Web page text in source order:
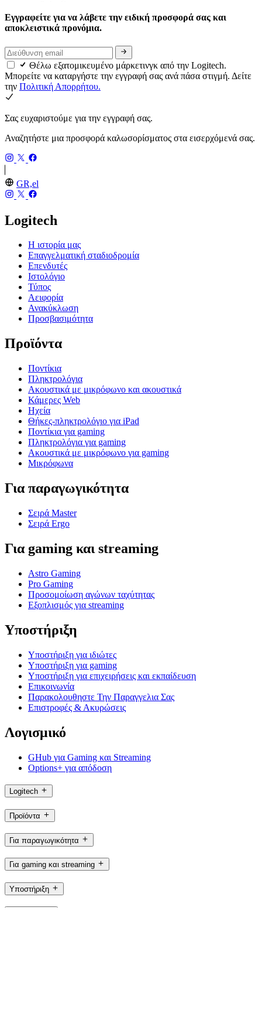
Εγγραφείτε για να λάβετε την ειδική προσφορά σας και
αποκλειστικά προνόμια.
Θέλω εξατομικευμένο μάρκετινγκ από την Logitech.
Μπορείτε να καταργήστε την εγγραφή σας ανά πάσα στιγμή. Δείτε
την Πολιτική Απορρήτου.
Σας ευχαριστούμε για την εγγραφή σας.
Αναζητήστε μια προσφορά καλωσορίσματος στα εισερχόμενά σας.
GR,el
Logitech
Η ιστορία μας
Επαγγελματική σταδιοδρομία
Επενδυτές
Ιστολόγιο
Τύπος
Αειφορία
Ανακύκλωση
Προσβασιμότητα
Προϊόντα
Ποντίκια
Πληκτρολόγια
Ακουστικά με μικρόφωνο και ακουστικά
Κάμερες Web
Ηχεία
Θήκες-πληκτρολόγιο για iPad
Ποντίκια για gaming
Πληκτρολόγια για gaming
Ακουστικά με μικρόφωνο για gaming
Μικρόφωνα
Για παραγωγικότητα
Σειρά Master
Σειρά Ergo
Για gaming και streaming
Astro Gaming
Pro Gaming
Προσομοίωση αγώνων ταχύτητας
Εξοπλισμός για streaming
Υποστήριξη
Υποστήριξη για ιδιώτες
Υποστήριξη για gaming
Υποστήριξη για επιχειρήσεις και εκπαίδευση
Επικοινωνία
Παρακολουθηστε Την Παραγγελια Σας
Επιστροφές & Ακυρώσεις
Λογισμικό
GHub για Gaming και Streaming
Options+ για απόδοση
Logitech
Προϊόντα
Για παραγωγικότητα
Για gaming και streaming
Υποστήριξη